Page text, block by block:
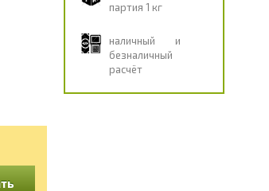
партия 1 кг
наличный и
безналичный
расчёт